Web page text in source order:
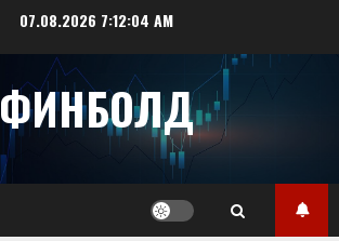
07.08.2026 7:12:04 AM
ФИНБОЛД